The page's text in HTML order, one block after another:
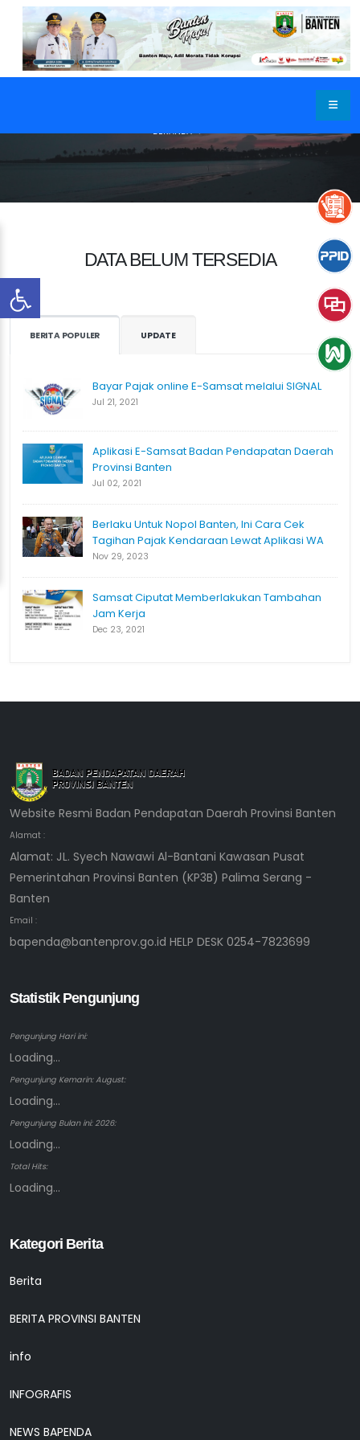
BERANDA
DATA BELUM TERSEDIA
BERITA POPULER UPDATE
Bayar Pajak online E-Samsat melalui SIGNAL
Jul 21, 2021
Aplikasi E-Samsat Badan Pendapatan Daerah
Provinsi Banten
Jul 02, 2021
Berlaku Untuk Nopol Banten, Ini Cara Cek
Tagihan Pajak Kendaraan Lewat Aplikasi WA
Nov 29, 2023
Samsat Ciputat Memberlakukan Tambahan
Jam Kerja
Dec 23, 2021
Website Resmi Badan Pendapatan Daerah Provinsi Banten
Alamat :
Alamat: JL. Syech Nawawi Al-Bantani Kawasan Pusat
Pemerintahan Provinsi Banten (KP3B) Palima Serang -
Banten
Email :
bapenda@bantenprov.go.id HELP DESK 0254-7823699
Statistik Pengunjung
Pengunjung Hari ini:
Loading...
Pengunjung Kemarin: August:
Loading...
Pengunjung Bulan ini: 2026:
Loading...
Total Hits:
Loading...
Kategori Berita
Berita
BERITA PROVINSI BANTEN
info
INFOGRAFIS
NEWS BAPENDA